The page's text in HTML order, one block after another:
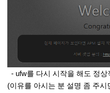
- ufw를 다시 시작을 해도 정
(이유를 아시는 분 설명 좀 주시